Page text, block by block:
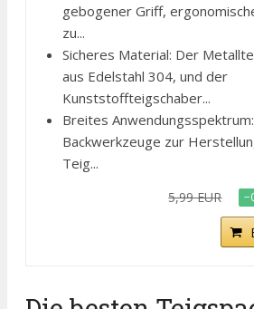
gebogener Griff,
zu...
Sicheres Material: Der
aus Edelstahl 304, und der
Kunststoffteigschaber...
Breites
Backwerkzeuge zur
Teig...
5,99 EUR